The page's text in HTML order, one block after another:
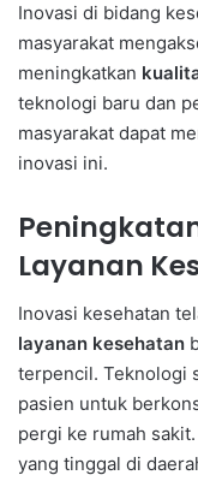
Inovasi di bidang
masyarakat
meningkatkan
teknologi baru dan
masyarakat dapat
inovasi ini.
Layanan
Inovasi kesehatan
layanan kesehatan
terpencil. Teknologi
pasien untuk
pergi ke rumah
yang tinggal di